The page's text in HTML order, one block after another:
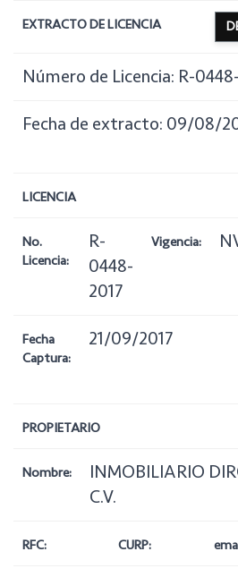
EXTRACTO DE LICENCIA
Número de Licencia: R-
Fecha de extracto: 09/08/
LICENCIA
No.
Licencia:
R-
0448-
2017
Vigencia:
Fecha
Captura:
21/09/2017
PROPIETARIO
Nombre:
INMOBILIARIO
C.V.
RFC: CURP: